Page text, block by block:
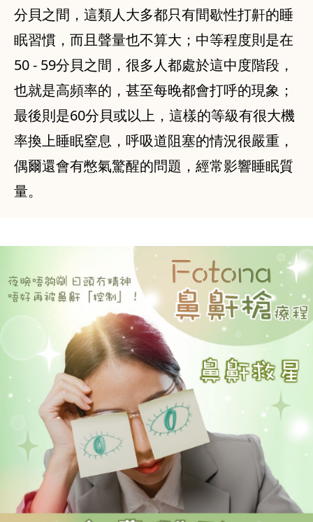
分貝之間，這類人大多都只有間歇性打鼾的睡
眠習慣，而且聲量也不算大；中等程度則是在
50 - 59分貝之間，很多人都處於這中度階段，
也就是高頻率的，甚至每晚都會打呼的現象；
最後則是60分貝或以上，這樣的等級有很大機
率換上睡眠窒息，呼吸道阻塞的情況很嚴重，
偶爾還會有憋氣驚醒的問題，經常影響睡眠質
量。